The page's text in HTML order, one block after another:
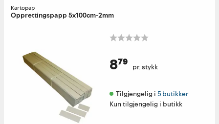
Kartopap
Opprettingspapp 5x100cm-2mm
8⁷⁹ pr. stykk
Tilgjengelig i 5 butikker
Kun tilgjengelig i butikk